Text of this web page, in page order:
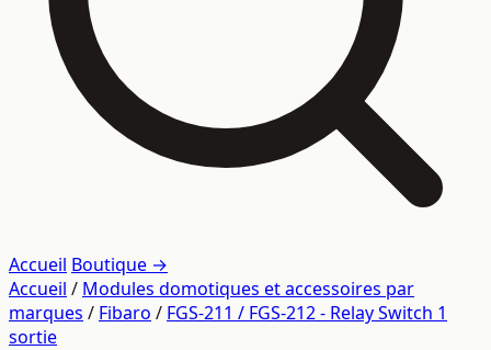
Accueil Boutique →
Accueil / Modules domotiques et accessoires par
marques / Fibaro / FGS-211 / FGS-212 - Relay Switch 1
sortie